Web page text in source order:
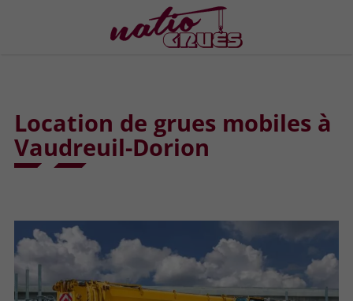
Location de grues mobiles à
Vaudreuil-Dorion